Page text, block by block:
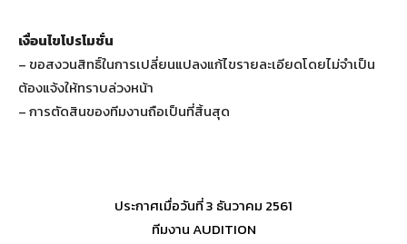
เงื่อนไขโปรโมชั่น
– ขอสงวนสิทธิ์ในการเปลี่ยนแปลงแก้ไขรายละเอียดโดยไม่จำเป็น
ต้องแจ้งให้ทราบล่วงหน้า
– การตัดสินของทีมงานถือเป็นที่สิ้นสุด
ประกาศเมื่อวันที่ 3 ธันวาคม 2561
ทีมงาน AUDITION